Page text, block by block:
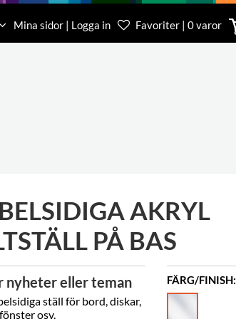
Mina sidor | Logga in Favoriter | 0 varor
Kundtjänst
046-31 18 00
AKRYL
PÅ BAS
nyheter eller teman
ställ för bord, diskar,
osv.
FÄRG/FINISH: